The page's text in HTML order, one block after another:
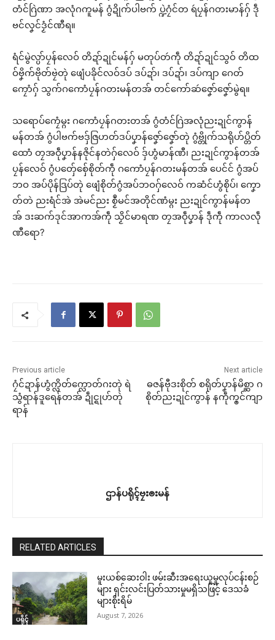
ဌာန်ပရိုၚ်ဗၠးၜးမန်
🏛 လညာတ်ပါ်ပဲါ
ကေတ်အဆက်
တင်ရန်တၟအ် တ္ၚဲကောန်ဂကူ
မန် လ္ပကဵုဗၠးတိတ်အာညိ
ဖေဝ်ဒရေဝ်ဒဳမဵုကရေဇြဳဟာ … ? ဒဳ
ထေက်
January 23, 2026
In "လညာတ်ပါ်ပါဲ"
တံင်ဂြဲဏာ အလုံဂကူမန် ဂွံဍိုက်ပါဗက် ပ္ဍဲဂၠံင်တ ရဴပၠန်ဂတးမာန်ဂှ် ဒဵု
ဗင်လၞင်ဒၟံင်ဏီရ။
ရံင်မွဲလ္ပာ်ပၠန်လေဝ် တိဍာ်ဍုင်မန်ဂှ် မတုပ်တဴကဵု တိဍာ်ဍုင်သွဝ် တိထ
ဝ်ဗၞိက်ဗိုတ်ဗၠဲတုဲ ဖျေံပခိုင်လဝ်ဒပ် ဒပ်ဍာ်၊ ဒပ်ဍာ်၊ ဒပ်ကျာ ဂေတ်
ကၠောံဂှ် သွက်ဂကောံပၠန်ဂတးမန်တအ် တင်ကော်ဆဴဇၞော်ဇၞော်မွဲရ။
သရောပ်ကၠေံမ္ဂး ဂကောံပၠန်ဂတးတအ် ဂွံတံင်ဂြဲအလုံညးဍုင်ကွာန်
မန်တအ် ဂွံပါဗက်ဗဒှ်ဇြဟတ်ဒပ်ပၞာန်ဇၞော်ဇၞော်တုဲ ဂွံဗ္တိုက်သရိုဟ်ပ္တိတ်
ထောံ တၠအဝဵုပၞာန်နဇိုင်နတဲဂှ်လေဝ် ဒှ်ဟွံမာန်ဏီ၊ ညးဍုင်ကွာန်တအ်
ပၠန်လေဝ် ဂွံပတှ်ေစှ်ေစိုတ်ကဵု ဂကောံပၠန်ဂတးမန်တအ် ပေင်င် ဂွံအပ်
ဘဝ အပ်ပိုန်ဒြပ်တုဲ ဖျေံစိုတ်ဂွံအပ်ဘဝဂှ်လေဝ် ကဆံင်ဟွံစိုပ်၊ ကၞော
တ်တဲ ညးရံင်အဲ အဲမင်ညး စၟဳမင်အတိုင်ဏံမ္ဂး ညးဍုင်ကွာန်မန်တ
အ် ဒးဆက်ဒုင်အာကအ်ကဵု သၟိင်မာရဏ တၠအဝဵုပၞာန် ဒဵုကဵု ကာလလဵု
ဏီရော?
Previous article
ဂၠံင်ဍာန်ဟွံက္လိတ်က္လောတ်ဂးတုဲ ရဲ
သွံရာန်ဒူရေန်တအ် ဍဵုင္ရုဟ်တုဲ
ရာန်
Next article
ဓဇန်ဗီုဒးစိုတ် စရိုတ်ပၞာန်မိစ္ဆာ ဂ
စိုတ်ညးဍုင်ကွာန် နကဵုက္ၜင်ကျာ
ဌာန်ပရိုၚ်ဗၠးၜးမန်
RELATED ARTICLES
ပရိုၚ်
မူးယစ်ဆေးဝါး ဖမ်းဆီးအရေးယူမှုလုပ်ငန်းစဉ်
များ ရှင်းလင်းပြတ်သားမှုမရှိသဖြင့် ဒေသခံ
များစိုးရိမ်
August 7, 2026